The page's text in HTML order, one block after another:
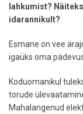
lahkumist?
idarannikult?
Esmane on vee
igaüks oma
Koduomanikul
torude
Mahalangenud